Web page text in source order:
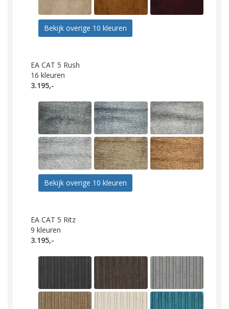
Bekijk overige 10 kleuren
EA CAT 5 Rush
16 kleuren
3.195,-
Bekijk overige 10 kleuren
EA CAT 5 Ritz
9 kleuren
3.195,-